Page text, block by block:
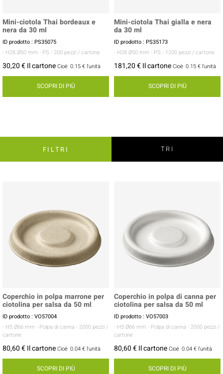
Mini-ciotola Thai bordeaux e
nera da 30 ml
ID prodotto : PS35075
- H28 Ø50 mm - PS - 200 pezzi / cartone
30,20 € Il cartoneCioè 0.15 € l'unità
SCOPRI DI PIÙ
Mini-ciotola Thai gialla e nera
da 30 ml
ID prodotto : PS35173
- H28 Ø50 mm - PS - 1200 pezzi / cartone
181,20 € Il cartoneCioè 0.15 € l'unità
SCOPRI DI PIÙ
FILTRI TRI
Coperchio in polpa marrone per
ciotolina per salsa da 50 ml
ID prodotto : VO57004
- H5 Ø66 mm - Polpa di canna - 2000 pezzi /
cartone
80,60 € Il cartoneCioè 0.04 € l'unità
SCOPRI DI PIÙ
Coperchio in polpa di canna per
ciotolina per salsa da 50 ml
ID prodotto : VO57003
- H5 Ø66 mm - Polpa di canna - 2000 pezzi /
cartone
80,60 € Il cartoneCioè 0.04 € l'unità
SCOPRI DI PIÙ